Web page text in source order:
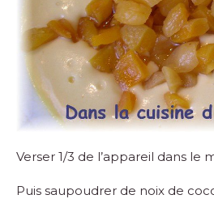
Verser 1/3 de l’appareil dans le
Puis saupoudrer de noix de